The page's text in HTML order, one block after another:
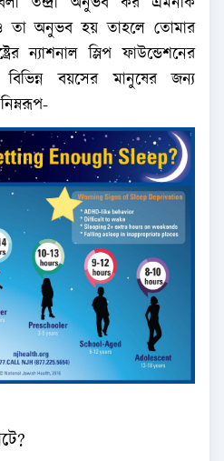
তা অনুভব হয় তাহলে তোমার
ন্যাশনাল স্লিপ ফাউন্ডেশনের
বয়সের মানুষের জন্য